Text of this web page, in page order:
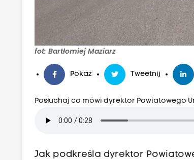
fot: Bartłomiej Maziarz
Pokaż Tweetnij
Posłuchaj co mówi dyrektor Powiatowego
Jak podkreśla dyrektor